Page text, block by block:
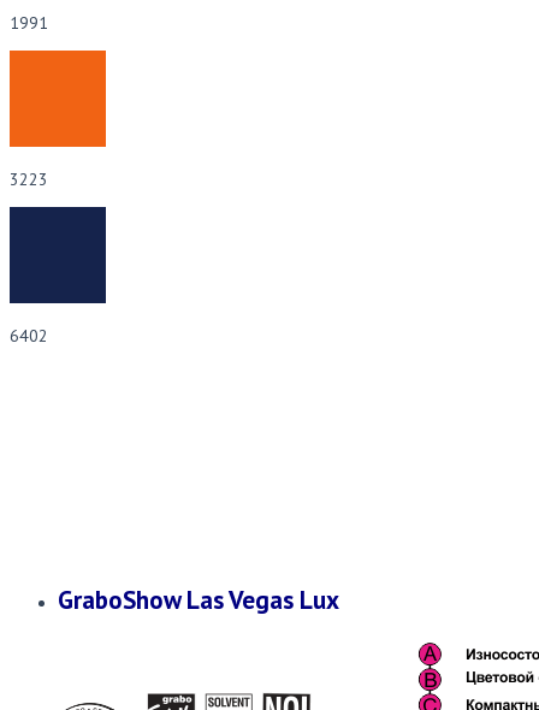
1991
3223
6402
GraboShow Las Vegas Lux